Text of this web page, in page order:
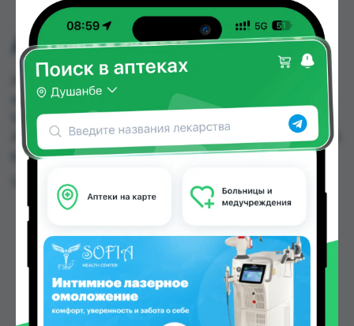
АНТИПОЛИЦАЙ
АНТИПОЛИЦАЙ можно купить или заказать в
аптеках, Абубакри Карим, АЗИЗ ВАКО , Алишер-
К, Аптека + 24/7, Аптека Алфавит, Аптека Вита,
Аптека Нур (Nur) по цене от 4.40 TJS до 65.00 TJS
в Душанбе и других городах Таджикистана
Цена: от4.40 TJS